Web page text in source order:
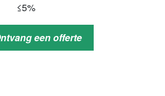
≤5%
een offerte